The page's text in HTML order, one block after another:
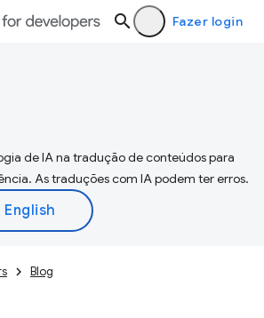
Fazer login
de IA na tradução de conteúdos para
As traduções com IA podem ter erros.
Blog